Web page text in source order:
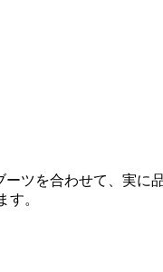
ツを合わせて、実に
。